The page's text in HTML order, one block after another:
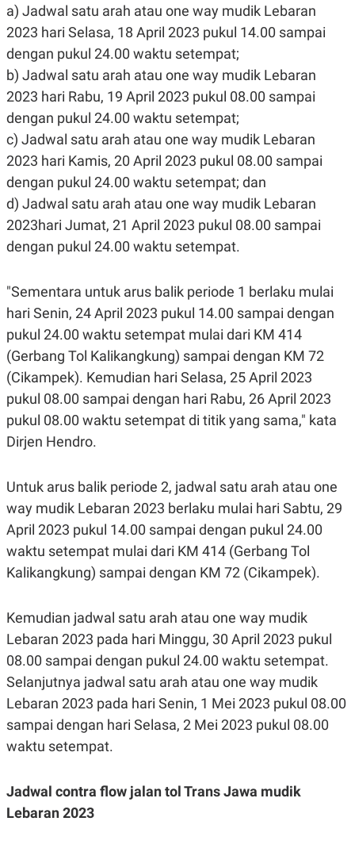
S
A
T
D
A
T
A
G
E
K
O
N
T
N
T
V
L
I
P
S
S
JARINGAN
N
T
A
N
C
A
D
E
Y
E
S
S
R
L
E
A
S
.
D
N
G
A
A
N
C
A
N
E
R
J
A
E
M
N
E
P
A
P
E
A
D
V
R
I
S
I
K
G
a) Jadwal satu arah atau one way mudik Lebaran
2023 hari Selasa, 18 April 2023 pukul 14.00 sampai
dengan pukul 24.00 waktu setempat;
b) Jadwal satu arah atau one way mudik Lebaran
2023 hari Rabu, 19 April 2023 pukul 08.00 sampai
dengan pukul 24.00 waktu setempat;
c) Jadwal satu arah atau one way mudik Lebaran
2023 hari Kamis, 20 April 2023 pukul 08.00 sampai
dengan pukul 24.00 waktu setempat; dan
d) Jadwal satu arah atau one way mudik Lebaran
2023hari Jumat, 21 April 2023 pukul 08.00 sampai
dengan pukul 24.00 waktu setempat.
"Sementara untuk arus balik periode 1 berlaku mulai
hari Senin, 24 April 2023 pukul 14.00 sampai dengan
pukul 24.00 waktu setempat mulai dari KM 414
(Gerbang Tol Kalikangkung) sampai dengan KM 72
(Cikampek). Kemudian hari Selasa, 25 April 2023
pukul 08.00 sampai dengan hari Rabu, 26 April 2023
pukul 08.00 waktu setempat di titik yang sama," kata
Dirjen Hendro.
Untuk arus balik periode 2, jadwal satu arah atau one
way mudik Lebaran 2023 berlaku mulai hari Sabtu, 29
April 2023 pukul 14.00 sampai dengan pukul 24.00
waktu setempat mulai dari KM 414 (Gerbang Tol
Kalikangkung) sampai dengan KM 72 (Cikampek).
Kemudian jadwal satu arah atau one way mudik
Lebaran 2023 pada hari Minggu, 30 April 2023 pukul
08.00 sampai dengan pukul 24.00 waktu setempat.
Selanjutnya jadwal satu arah atau one way mudik
Lebaran 2023 pada hari Senin, 1 Mei 2023 pukul 08.00
sampai dengan hari Selasa, 2 Mei 2023 pukul 08.00
waktu setempat.
Jadwal contra flow jalan tol Trans Jawa mudik
Lebaran 2023